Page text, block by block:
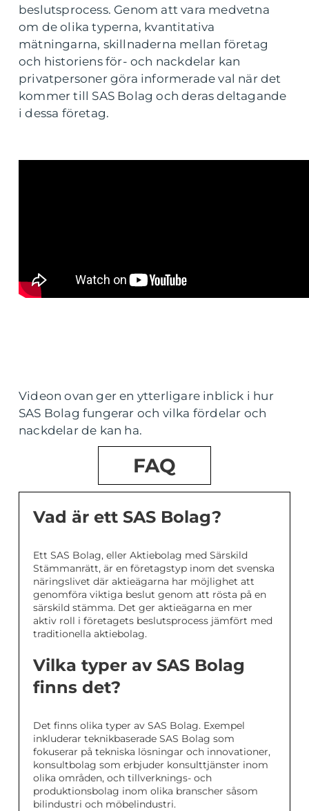
beslutsprocess. Genom att vara medvetna
om de olika typerna, kvantitativa
mätningarna, skillnaderna mellan företag
och historiens för- och nackdelar kan
privatpersoner göra informerade val när det
kommer till SAS Bolag och deras deltagande
i dessa företag.
Videon ovan ger en ytterligare inblick i hur
SAS Bolag fungerar och vilka fördelar och
nackdelar de kan ha.
FAQ
Vad är ett SAS Bolag?
Ett SAS Bolag, eller Aktiebolag med Särskild
Stämmanrätt, är en företagstyp inom det svenska
näringslivet där aktieägarna har möjlighet att
genomföra viktiga beslut genom att rösta på en
särskild stämma. Det ger aktieägarna en mer
aktiv roll i företagets beslutsprocess jämfört med
traditionella aktiebolag.
Vilka typer av SAS Bolag
finns det?
Det finns olika typer av SAS Bolag. Exempel
inkluderar teknikbaserade SAS Bolag som
fokuserar på tekniska lösningar och innovationer,
konsultbolag som erbjuder konsulttjänster inom
olika områden, och tillverknings- och
produktionsbolag inom olika branscher såsom
bilindustri och möbelindustri.